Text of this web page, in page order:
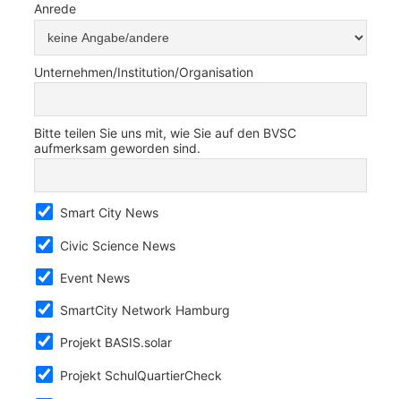
Anrede
Unternehmen/Institution/Organisation
Bitte teilen Sie uns mit, wie Sie auf den BVSC
aufmerksam geworden sind.
Smart City News
Civic Science News
Event News
SmartCity Network Hamburg
Projekt BASIS.solar
Projekt SchulQuartierCheck